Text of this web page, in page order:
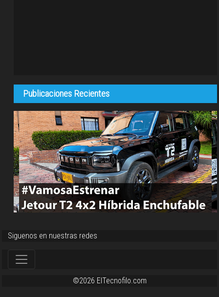
Publicaciones Recientes
Siguenos en nuestras redes
©2026 ElTecnofilo.com